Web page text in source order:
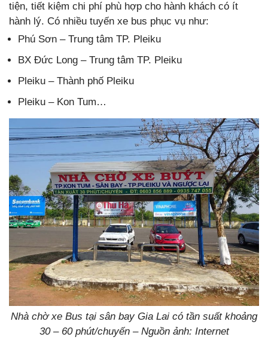
tiện, tiết kiệm chi phí phù hợp cho hành khách có ít
hành lý. Có nhiều tuyến xe bus phục vụ như:
Phú Sơn – Trung tâm TP. Pleiku
BX Đức Long – Trung tâm TP. Pleiku
Pleiku – Thành phố Pleiku
Pleiku – Kon Tum…
Nhà chờ xe Bus tại sân bay Gia Lai có tần suất khoảng
30 – 60 phút/chuyến – Nguồn ảnh: Internet